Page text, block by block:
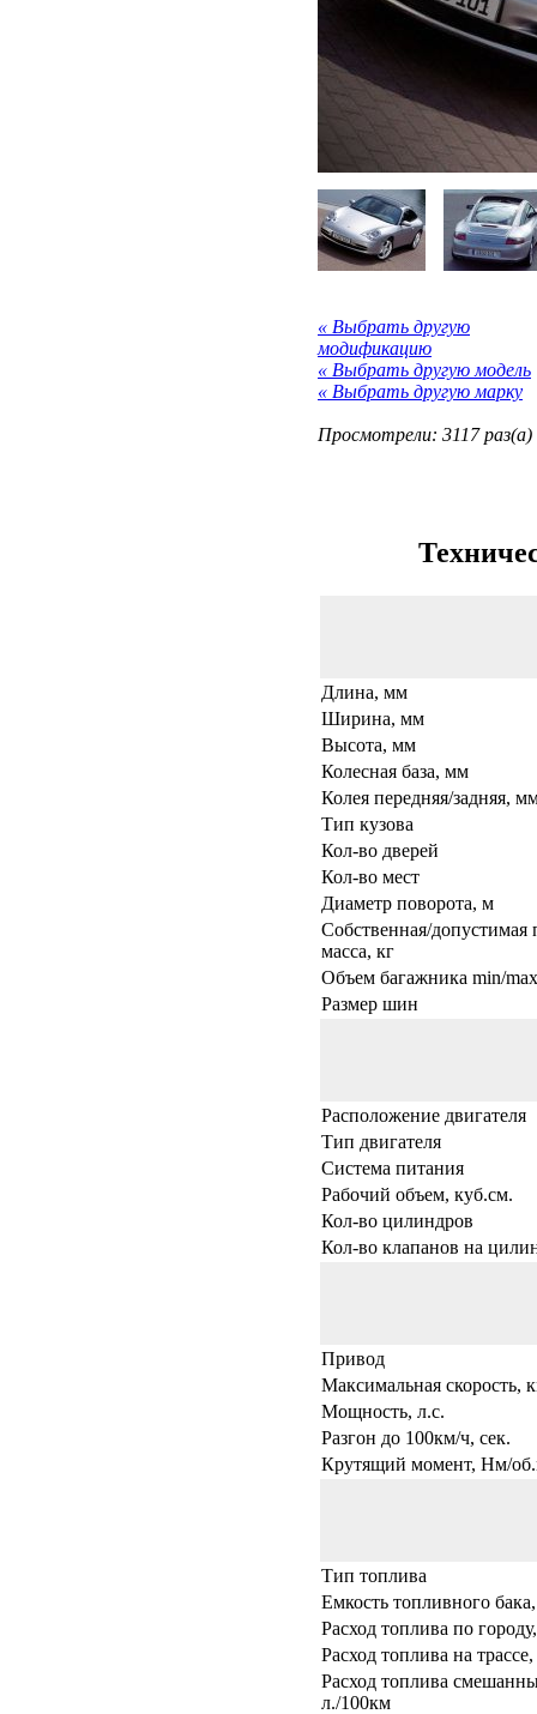
« Выбрать другую
модификацию
« Выбрать другую модель
« Выбрать другую марку
Просмотрели: 3117 раз(а)
Длина, мм
Ширина, мм
Высота, мм
Колесная база, мм
Колея передняя/задняя,
Тип кузова
Кол-во дверей
Кол-во мест
Диаметр поворота, м
Собственная/допустимая
масса, кг
Объем багажника min/
Размер шин
Расположение двигателя
Тип двигателя
Система питания
Рабочий объем, куб.см.
Кол-во цилиндров
Кол-во клапанов на
Привод
Максимальная скорость,
Мощность, л.с.
Разгон до 100км/ч, сек.
Крутящий момент, Нм/
Тип топлива
Емкость топливного
Расход топлива по
Расход топлива на
Расход топлива
л./100км